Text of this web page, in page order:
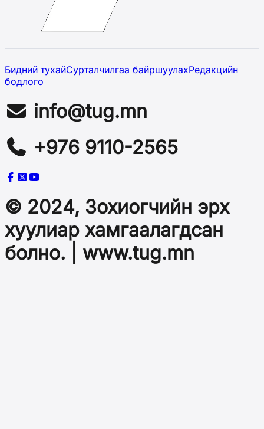
Бидний тухайСурталчилгаа байршуулахРедакцийн
бодлого
info@tug.mn
+976 9110-2565
© 2024, Зохиогчийн эрх
хуулиар хамгаалагдсан
болно. | www.tug.mn